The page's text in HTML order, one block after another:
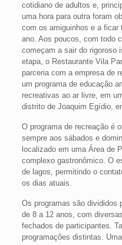
cotidiano de adultos e,
uma hora para outra foram
com os amiguinhos e a ficar
ano. Aos poucos, com todo
começam a sair do rigoroso
etapa, o Restaurante Vila
parceria com a empresa de
um programa de educação
recreativas ao ar livre, em
distrito de Joaquim Egídio,
O programa de recreação é
sempre aos sábados e
localizado em uma Área de
complexo gastronômico. O
de lagos, permitindo o
os dias atuais.
Os programas são divididos
de 8 a 12 anos, com
fechados de participantes.
programações distintas.